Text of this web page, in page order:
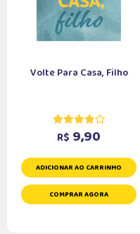
Volte Para Casa, Filho
R$ 9,90
ADICIONAR AO CARRINHO
COMPRAR AGORA